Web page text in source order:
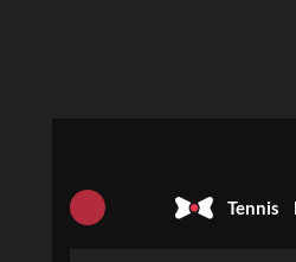
Tennis